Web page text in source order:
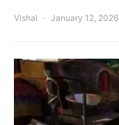
Vishal January 12, 2026